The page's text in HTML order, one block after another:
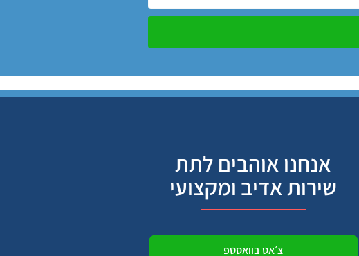
אנחנו אוהבים לתת
שירות אדיב ומקצועי
צ׳אט בוואסטפ